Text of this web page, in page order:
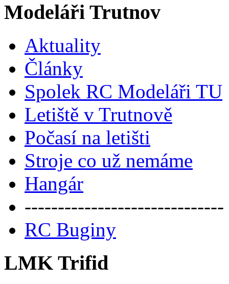
Modeláři Trutnov
Aktuality
Články
Spolek RC Modeláři TU
Letiště v Trutnově
Počasí na letišti
Stroje co už nemáme
Hangár
------------------------------
RC Buginy
LMK Trifid